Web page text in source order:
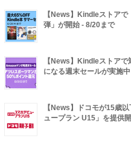
【News】Kindleストア
弾」が開始 - 8/20まで
【News】Kindleストア
になる週末セールが実施
【News】ドコモが15歳
ュープラン U15」を提供